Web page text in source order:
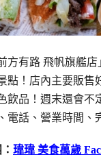
方有路 飛帆旗艦
點！店內主要販
飲品！週末還會不
電話、營業時間、
瑋瑋 美食萬歲